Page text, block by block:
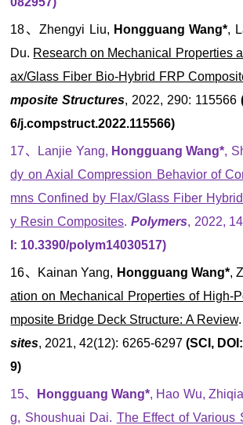
18、Zhengyi Liu, Hongguang Wang*,
Du. Research on Mechanical Properties
ax/Glass Fiber Bio-Hybrid FRP
mposite Structures, 2022, 290: 115566
6/j.compstruct.2022.115566)
17、Lanjie Yang, Hongguang Wang*,
dy on Axial Compression Behavior of
mns Confined by Flax/Glass Fiber
y Resin Composites. Polymers, 2022,
I: 10.3390/polym14030517)
16、Kainan Yang, Hongguang Wang*,
ation on Mechanical Properties of High-
mposite Bridge Deck Structure: A Review.
sites, 2021, 42(12): 6265-6297 (SCI,
9)
15、 Hongguang Wang*, Hao Wu,
g, Shoushuai Dai. The Effect of Various